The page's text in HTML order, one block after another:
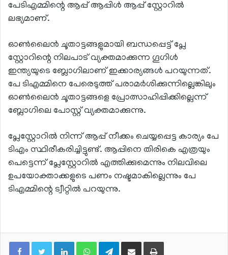
പേടിഎമ്മിന്റെ ആപ്പ് ആപ്പിള്‍ ആപ്പ് സ്റ്റോറില്‍
ലഭ്യമാണ്.
ഓണ്‍ലൈന്‍ ചൂതാട്ടങ്ങളുമായി ബന്ധപ്പെട്ട് പ്ലേ
സ്റ്റോറിന്റെ നിലപാട് വ്യക്തമാക്കുന്ന ഗൂഗിള്‍
ഇന്ത്യയുടെ ബ്ലോഗിലാണ് ഇക്കാര്യങ്ങള്‍ പറയുന്നത്.
പേ ടിഎമ്മിനെ പേരെടുത്ത് പരാമര്‍ശിക്കുന്നില്ലെങ്കിലും
ഓണ്‍ലൈന്‍ ചൂതാട്ടങ്ങളെ പ്രോത്സാഹിപ്പിക്കില്ലെന്ന്
ബ്ലോഗിലെ പോസ്റ്റ് വ്യക്തമാക്കുന്നു.
പ്ലേസ്റ്റോറില്‍ നിന്ന് ആപ്പ് നീക്കം ചെയ്യപ്പെട്ട കാര്യം പേ
ടിഎം സ്ഥിരീകരിച്ചിട്ടുണ്ട്. ആപ്പിനെ തിരികെ എത്രയും
പെട്ടെന്ന് പ്ലേസ്റ്റോറില്‍ എത്തിക്കുമെന്നും നിലവിലെ
ഉപയോക്താക്കളുടെ പണം നഷ്ടമാകില്ലെന്നും പേ
ടിഎമ്മിന്റെ ട്വീറ്റില്‍ പറയുന്നു.
LinkedInWhatsAppTelegramShare via Email Print